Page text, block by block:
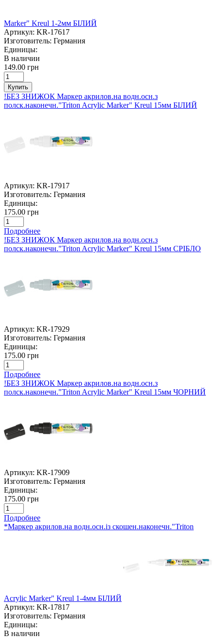
Marker" Kreul 1-2мм БІЛИЙ
Артикул: KR-17617
Изготовитель: Германия
Единицы:
В наличии
149.00 грн
Купить
!БЕЗ ЗНИЖОК Маркер акрилов.на водн.осн.з
полск.наконечн."Triton Acrylic Marker" Kreul 15мм БІЛИЙ
Артикул: KR-17917
Изготовитель: Германия
Единицы:
175.00 грн
Подробнее
!БЕЗ ЗНИЖОК Маркер акрилов.на водн.осн.з
полск.наконечн."Triton Acrylic Marker" Kreul 15мм СРІБЛО
Артикул: KR-17929
Изготовитель: Германия
Единицы:
175.00 грн
Подробнее
!БЕЗ ЗНИЖОК Маркер акрилов.на водн.осн.з
полск.наконечн."Triton Acrylic Marker" Kreul 15мм ЧОРНИЙ
Артикул: KR-17909
Изготовитель: Германия
Единицы:
175.00 грн
Подробнее
*Маркер акрилов.на водн.осн.із скошен.наконечн."Triton
Acrylic Marker" Kreul 1-4мм БІЛИЙ
Артикул: KR-17817
Изготовитель: Германия
Единицы:
В наличии